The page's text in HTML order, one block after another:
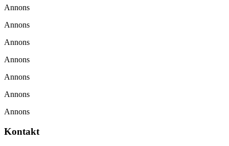
Annons
Annons
Annons
Annons
Annons
Annons
Annons
Kontakt